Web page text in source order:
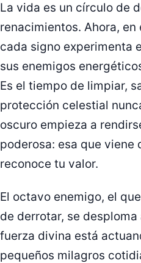
La vida es un círculo de
renacimientos. Ahora,
cada signo experimenta
sus enemigos
Es el tiempo de limpiar,
protección celestial
oscuro empieza a
poderosa: esa que viene
reconoce tu valor.
El octavo enemigo, el
de derrotar, se desploma
fuerza divina está
pequeños milagros